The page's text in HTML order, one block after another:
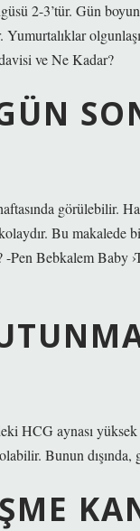
2-3’tür. Gün
Yumurtalıklar
ve Ne Kadar?
görülebilir.
Bu makalede
-Pen Bebkalem
aynası yüksek
Bunun